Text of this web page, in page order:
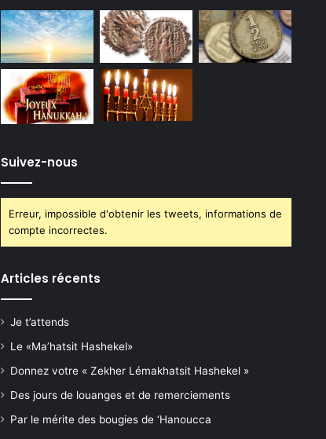
Suivez-nous
Erreur, impossible d'obtenir les tweets, informations de
compte incorrectes.
Articles récents
Je t’attends
Le «Ma’hatsit Hashekel»
Donnez votre « Zekher Lémakhatsit Hashekel »
Des jours de louanges et de remerciements
Par le mérite des bougies de ‘Hanoucca